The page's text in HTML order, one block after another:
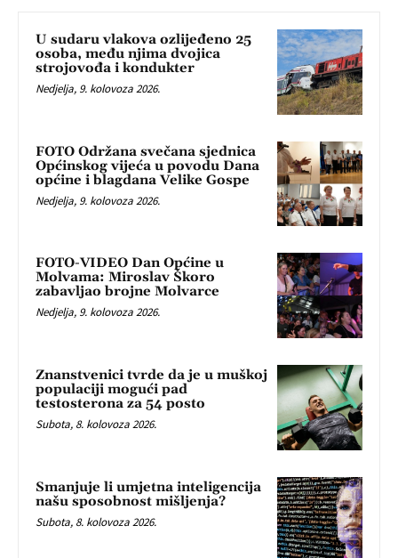
U sudaru vlakova ozlijeđeno 25
osoba, među njima dvojica
strojovođa i kondukter
Nedjelja, 9. kolovoza 2026.
FOTO Održana svečana sjednica
Općinskog vijeća u povodu Dana
općine i blagdana Velike Gospe
Nedjelja, 9. kolovoza 2026.
FOTO-VIDEO Dan Općine u
Molvama: Miroslav Škoro
zabavljao brojne Molvarce
Nedjelja, 9. kolovoza 2026.
Znanstvenici tvrde da je u muškoj
populaciji mogući pad
testosterona za 54 posto
Subota, 8. kolovoza 2026.
Smanjuje li umjetna inteligencija
našu sposobnost mišljenja?
Subota, 8. kolovoza 2026.